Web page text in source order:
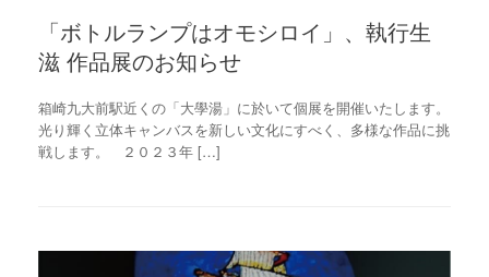
「ボトルランプはオモシロイ」、執行生
滋 作品展のお知らせ
箱崎九大前駅近くの「大學湯」に於いて個展を開催いたします。
光り輝く立体キャンバスを新しい文化にすべく、多様な作品に挑
戦します。 ２０２３年 […]